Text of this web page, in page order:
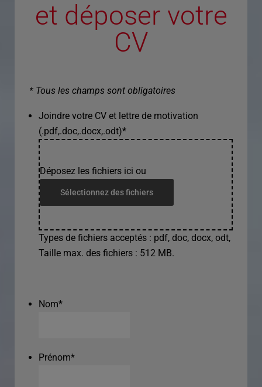
et déposer votre
CV
* Tous les champs sont obligatoires
Joindre votre CV et lettre de motivation
(.pdf,.doc,.docx,.odt)*
Déposez les fichiers ici ou
Sélectionnez des fichiers
Types de fichiers acceptés : pdf, doc, docx, odt,
Taille max. des fichiers : 512 MB.
Nom*
Prénom*